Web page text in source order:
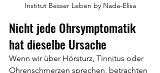
Institut Besser Leben by Nada-Elisa
Nicht jede Ohrsymptomatik
hat dieselbe Ursache
Wenn wir über Hörsturz, Tinnitus oder
Ohrenschmerzen sprechen, betrachten